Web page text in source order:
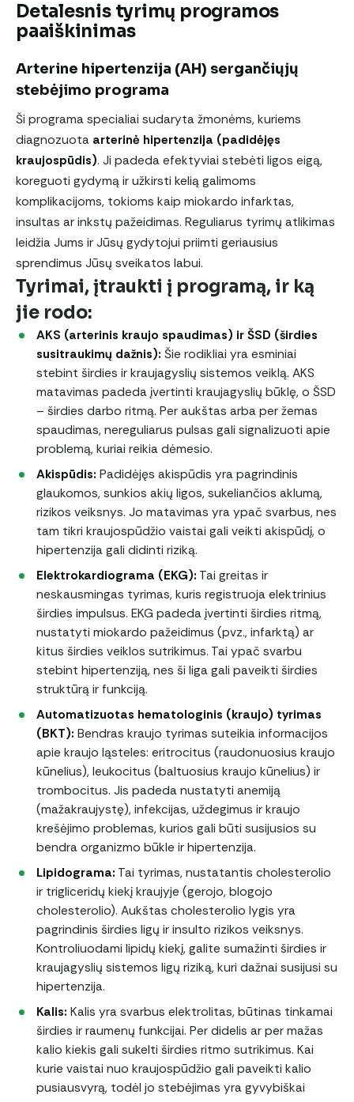
Detalesnis tyrimų programos
paaiškinimas
Arterine hipertenzija (AH) sergančiųjų
stebėjimo programa
Ši programa specialiai sudaryta žmonėms, kuriems
diagnozuota arterinė hipertenzija (padidėjęs
kraujospūdis). Ji padeda efektyviai stebėti ligos eigą,
koreguoti gydymą ir užkirsti kelią galimoms
komplikacijoms, tokioms kaip miokardo infarktas,
insultas ar inkstų pažeidimas. Reguliarus tyrimų atlikimas
leidžia Jums ir Jūsų gydytojui priimti geriausius
sprendimus Jūsų sveikatos labui.
Tyrimai, įtraukti į programą, ir ką
jie rodo:
AKS (arterinis kraujo spaudimas) ir ŠSD (širdies
susitraukimų dažnis): Šie rodikliai yra esminiai
stebint širdies ir kraujagyslių sistemos veiklą. AKS
matavimas padeda įvertinti kraujagyslių būklę, o ŠSD
– širdies darbo ritmą. Per aukštas arba per žemas
spaudimas, nereguliarus pulsas gali signalizuoti apie
problemą, kuriai reikia dėmesio.
Akispūdis: Padidėjęs akispūdis yra pagrindinis
glaukomos, sunkios akių ligos, sukeliančios aklumą,
rizikos veiksnys. Jo matavimas yra ypač svarbus, nes
tam tikri kraujospūdžio vaistai gali veikti akispūdį, o
hipertenzija gali didinti riziką.
Elektrokardiograma (EKG): Tai greitas ir
neskausmingas tyrimas, kuris registruoja elektrinius
širdies impulsus. EKG padeda įvertinti širdies ritmą,
nustatyti miokardo pažeidimus (pvz., infarktą) ar
kitus širdies veiklos sutrikimus. Tai ypač svarbu
stebint hipertenziją, nes ši liga gali paveikti širdies
struktūrą ir funkciją.
Automatizuotas hematologinis (kraujo) tyrimas
(BKT): Bendras kraujo tyrimas suteikia informacijos
apie kraujo ląsteles: eritrocitus (raudonuosius kraujo
kūnelius), leukocitus (baltuosius kraujo kūnelius) ir
trombocitus. Jis padeda nustatyti anemiją
(mažakraujystę), infekcijas, uždegimus ir kraujo
krešėjimo problemas, kurios gali būti susijusios su
bendra organizmo būkle ir hipertenzija.
Lipidograma: Tai tyrimas, nustatantis cholesterolio
ir trigliceridų kiekį kraujyje (gerojo, blogojo
cholesterolio). Aukštas cholesterolio lygis yra
pagrindinis širdies ligų ir insulto rizikos veiksnys.
Kontroliuodami lipidų kiekį, galite sumažinti širdies ir
kraujagyslių sistemos ligų riziką, kuri dažnai susijusi su
hipertenzija.
Kalis: Kalis yra svarbus elektrolitas, būtinas tinkamai
širdies ir raumenų funkcijai. Per didelis ar per mažas
kalio kiekis gali sukelti širdies ritmo sutrikimus. Kai
kurie vaistai nuo kraujospūdžio gali paveikti kalio
pusiausvyrą, todėl jo stebėjimas yra gyvybiškai